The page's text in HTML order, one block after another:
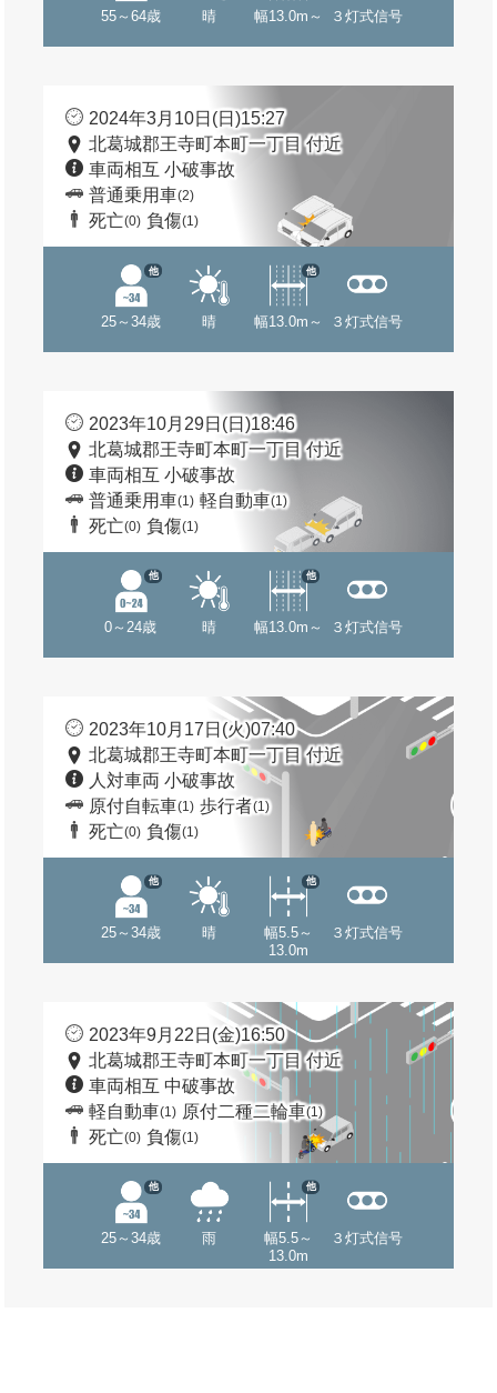
55～64歳 晴 幅13.0m～ ３灯式信号
2024年3月10日(日)15:27
北葛城郡王寺町本町一丁目 付近
車両相互 小破事故
普通乗用車(2)
死亡(0) 負傷(1)
25～34歳
他
晴 幅13.0m～
他
３灯式信号
2023年10月29日(日)18:46
北葛城郡王寺町本町一丁目 付近
車両相互 小破事故
普通乗用車(1) 軽自動車(1)
死亡(0) 負傷(1)
0～24歳
他
晴 幅13.0m～
他
３灯式信号
2023年10月17日(火)07:40
北葛城郡王寺町本町一丁目 付近
人対車両 小破事故
原付自転車(1) 歩行者(1)
死亡(0) 負傷(1)
25～34歳
他
晴
幅5.5～
13.0m
他
３灯式信号
2023年9月22日(金)16:50
北葛城郡王寺町本町一丁目 付近
車両相互 中破事故
軽自動車(1) 原付二種二輪車(1)
死亡(0) 負傷(1)
25～34歳
他
雨
幅5.5～
13.0m
他
３灯式信号